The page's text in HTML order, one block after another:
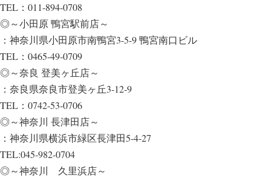
TEL：011-894-0708
◎～小田原 鴨宮駅前店～
：神奈川県小田原市南鴨宮3-5-9 鴨宮南口ビル
TEL：0465-49-0709
◎～奈良 登美ヶ丘店～
：奈良県奈良市登美ヶ丘3-12-9
TEL：0742-53-0706
◎～神奈川 長津田店～
：神奈川県横浜市緑区長津田5-4-27
TEL:045-982-0704
◎～神奈川 久里浜店～